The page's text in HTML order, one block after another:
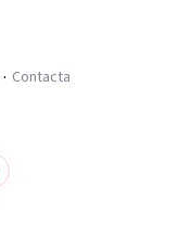
Contacta